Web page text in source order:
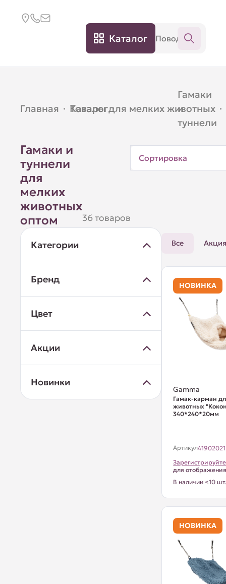
Каталог
Главная · Каталог ·
Товары для мелких животных ·
Гамаки
и
туннели
Гамаки и
туннели
для
мелких
животных
оптом
36 товаров
Сортировка
Категории
Бренд
Цвет
Акции
Новинки
Все
НОВИНКА
Gamma
Гамак-карман
животных
340*240*20мм
Артикул41902021
для
В наличии <10
НОВИНКА